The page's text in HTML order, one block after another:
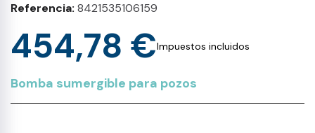
Referencia 8421535106159
454,78 €Impuestos incluidos
Bomba sumergible para pozos